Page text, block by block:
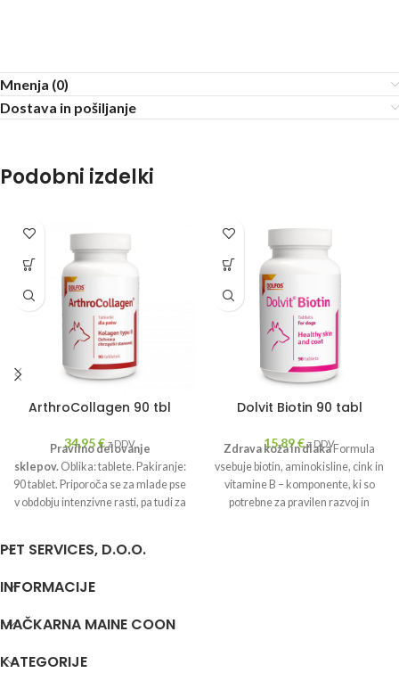
Mnenja (0)
Dostava in pošiljanje
Podobni izdelki
ArthroCollagen 90 tbl
34,95€ z DDV
Pravilno delovanje
sklepov. Oblika: tablete. Pakiranje:
90 tablet. Priporoča se za mlade pse
v obdobju intenzivne rasti, pa tudi za
Dolvit Biotin 90 tabl
15,89€ z DDV
Zdrava koža in dlakaFormula
vsebuje biotin, aminokisline, cink in
vitamine B – komponente, ki so
potrebne za pravilen razvoj in
PET SERVICES, D.O.O.
INFORMACIJE
MAČKARNA MAINE COON
KATEGORIJE